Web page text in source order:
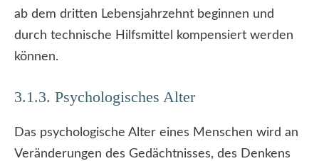
ab dem dritten Lebensjahrzehnt beginnen und
durch technische Hilfsmittel kompensiert werden
können.
3.1.3. Psychologisches Alter
Das psychologische Alter eines Menschen wird an
Veränderungen des Gedächtnisses, des Denkens